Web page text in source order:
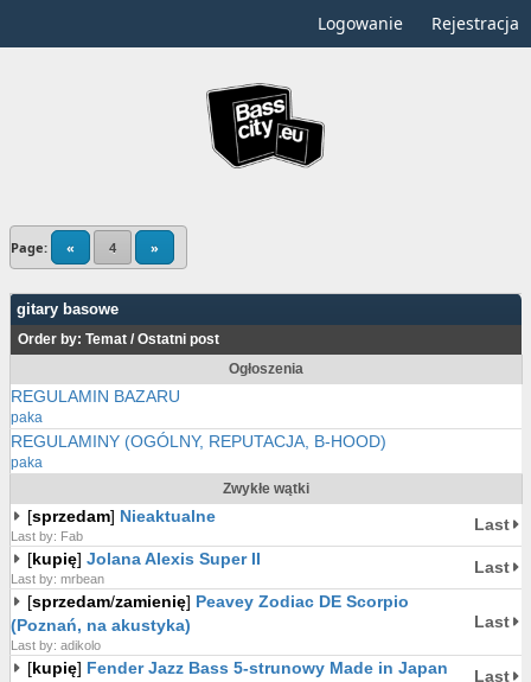
Logowanie Rejestracja
Page: « 4 »
gitary basowe
Order by: Temat / Ostatni post
Ogłoszenia
REGULAMIN BAZARU
paka
REGULAMINY (OGÓLNY, REPUTACJA, B-HOOD)
paka
Zwykłe wątki
[sprzedam] Nieaktualne
Last by: Fab
Last
[kupię] Jolana Alexis Super II
Last by: mrbean
Last
[sprzedam/zamienię] Peavey Zodiac DE Scorpio
(Poznań, na akustyka)
Last by: adikolo
Last
[kupię] Fender Jazz Bass 5-strunowy Made in Japan
Last